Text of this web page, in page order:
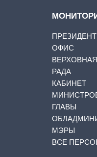
ОФИС
ВЕРХОВНАЯ
РАДА
КАБИНЕТ
ГЛАВЫ
МЭРЫ
ВСЕ